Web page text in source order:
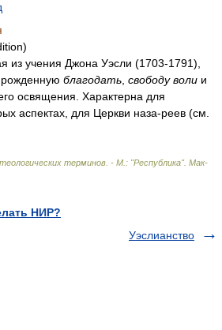
из учения Джона Уэсли (1703-1791),
благодать свободу воли и
освящения. Характерна для
аспектах, для Церкви наза-реев (см.
терминов. - М.: "Республика". Мак-
НИР?
Уэслианство